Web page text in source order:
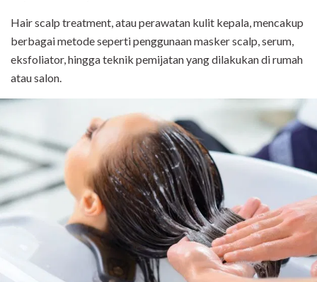
Hair scalp treatment, atau perawatan kulit kepala, mencakup
berbagai metode seperti penggunaan masker scalp, serum,
eksfoliator, hingga teknik pemijatan yang dilakukan di rumah
atau salon.